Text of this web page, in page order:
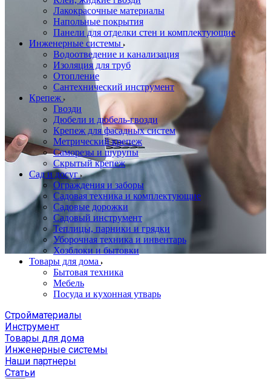
Лакокрасочные материалы
Напольные покрытия
Панели для отделки стен и комплектующие
Инженерные системы
Водоотведение и канализация
Изоляция для труб
Отопление
Сантехнический инструмент
Крепеж
Гвозди
Дюбели и дюбель-гвозди
Крепеж для фасадных систем
Метрический крепеж
Саморезы и шурупы
Скрытый крепеж
Сад и досуг
Ограждения и заборы
Садовая техника и комплектующие
Садовые дорожки
Садовый инструмент
Теплицы, парники и грядки
Уборочная техника и инвентарь
Хозблоки и бытовки
Товары для дома
Бытовая техника
Мебель
Посуда и кухонная утварь
Стройматериалы
Инструмент
Товары для дома
Инженерные системы
Наши партнеры
Статьи